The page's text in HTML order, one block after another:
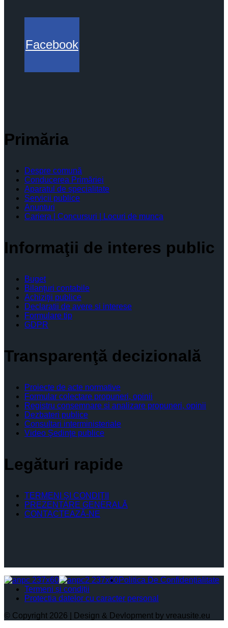
Facebook
Primăria
Despre comună
Conducerea Primăriei
Aparatul de specialitate
Servicii publice
Anunturi
Cariera | Concursuri | Locuri de munca
Informaţii de interes public
Buget
Bilanţuri contabile
Achiziţii publice
Declaratii de avere si interese
Formulare tip
GDPR
Transparenţă decizională
Proiecte de acte normative
Formular colectare propuneri, opinii
Registru consemnare si analizare propuneri, opinii
Dezbateri publice
Consultari interministeriale
Video Şedinţe publice
Legături rapide
TERMENI ŞI CONDIŢII
PREZENTARE GENERALĂ
CONTACTEAZĂ-NE
Politica De Confidențialitate
Termeni și condiții
Protectia datelor cu caracter personal
© Copyright 2026 | Design & Devlopment by vreausite.eu